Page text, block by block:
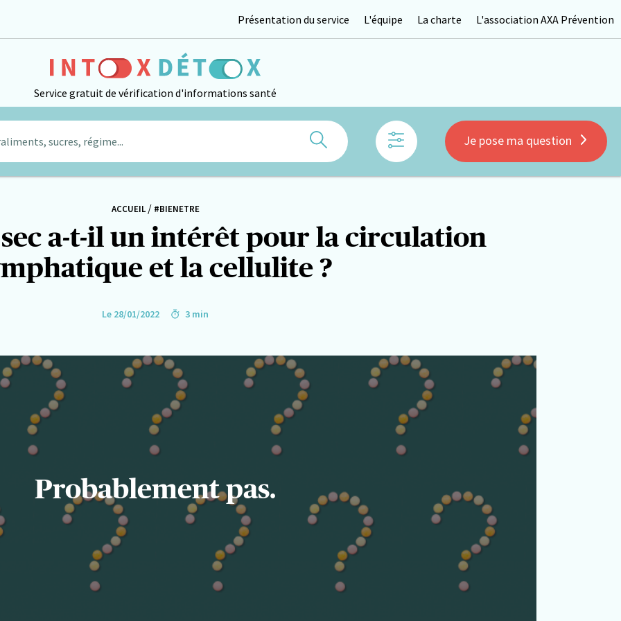
Service gratuit de vérification d'informations santé
Présentation du service L'équipe La charte L'association AXA Prévention
sucres, régime... Rechercher Je pose ma question
ACCUEIL/ #BIENETRE
sec a-t-il un intérêt pour la circulation
et la cellulite ?
Le 28/01/2022 3 min
Probablement pas.